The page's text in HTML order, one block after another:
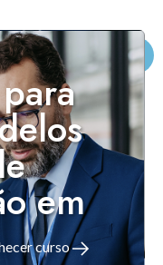
em
curso